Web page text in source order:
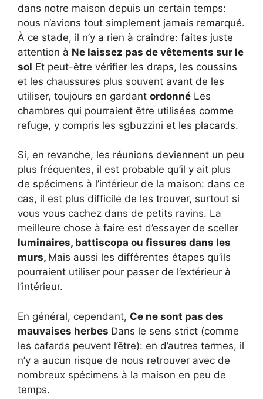
dans notre maison depuis un certain temps:
nous n’avions tout simplement jamais remarqué.
À ce stade, il n’y a rien à craindre: faites juste
attention à Ne laissez pas de vêtements sur le
sol Et peut-être vérifier les draps, les coussins
et les chaussures plus souvent avant de les
utiliser, toujours en gardant ordonné Les
chambres qui pourraient être utilisées comme
refuge, y compris les sgbuzzini et les placards.
Si, en revanche, les réunions deviennent un peu
plus fréquentes, il est probable qu’il y ait plus
de spécimens à l’intérieur de la maison: dans ce
cas, il est plus difficile de les trouver, surtout si
vous vous cachez dans de petits ravins. La
meilleure chose à faire est d’essayer de sceller
luminaires, battiscopa ou fissures dans les
murs, Mais aussi les différentes étapes qu’ils
pourraient utiliser pour passer de l’extérieur à
l’intérieur.
En général, cependant, Ce ne sont pas des
mauvaises herbes Dans le sens strict (comme
les cafards peuvent l’être): en d’autres termes, il
n’y a aucun risque de nous retrouver avec de
nombreux spécimens à la maison en peu de
temps.